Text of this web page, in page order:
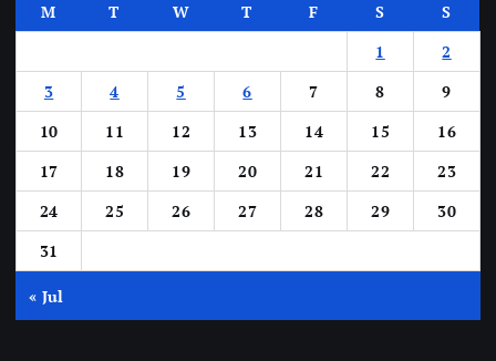
M T W T F S
S
1
2
3
4 5 6 7 8
9
10
11 12 13 14 15
16
17
18 19 20 21 22
23
24
25 26 27 28 29
30
31
« Jul